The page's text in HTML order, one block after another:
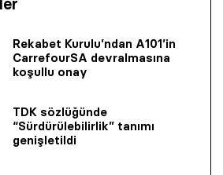
Rekabet Kurulu’ndan A101’in
CarrefourSA devralmasına
koşullu onay
TDK sözlüğünde
“Sürdürülebilirlik” tanımı
genişletildi